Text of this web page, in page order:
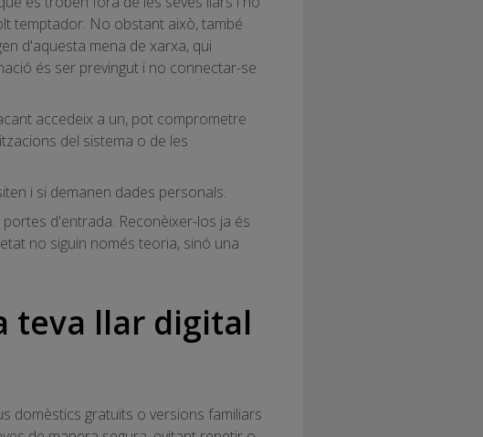
temptador. No obstant això, també
d'aquesta mena de xarxa, qui
és ser previngut i no connectar-se
accedeix a un, pot comprometre
del sistema o de les
i si demanen dades personals.
d'entrada. Reconèixer-los ja és
no siguin només teoria, sinó una
teva llar digital
domèstics gratuïts o versions familiars